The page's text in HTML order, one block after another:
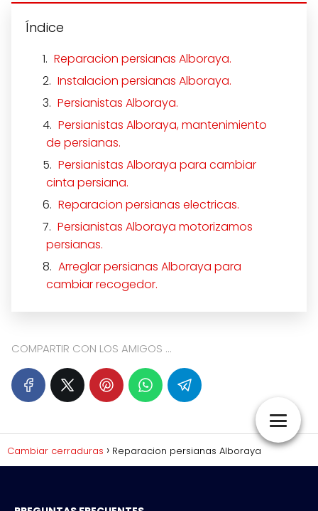
Índice
Reparacion persianas Alboraya.
Instalacion persianas Alboraya.
Persianistas Alboraya.
Persianistas Alboraya, mantenimiento
de persianas.
Persianistas Alboraya para cambiar
cinta persiana.
Reparacion persianas electricas.
Persianistas Alboraya motorizamos
persianas.
Arreglar persianas Alboraya para
cambiar recogedor.
COMPARTIR CON LOS AMIGOS ...
Cambiar cerraduras Reparacion persianas Alboraya